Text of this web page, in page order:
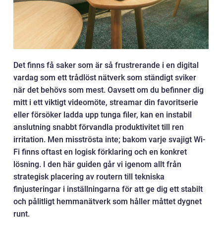
Det finns få saker som är så frustrerande i en digital
vardag som ett trådlöst nätverk som ständigt sviker
när det behövs som mest. Oavsett om du befinner dig
mitt i ett viktigt videomöte, streamar din favoritserie
eller försöker ladda upp tunga filer, kan en instabil
anslutning snabbt förvandla produktivitet till ren
irritation. Men misströsta inte; bakom varje svajigt Wi-
Fi finns oftast en logisk förklaring och en konkret
lösning. I den här guiden går vi igenom allt från
strategisk placering av routern till tekniska
finjusteringar i inställningarna för att ge dig ett stabilt
och pålitligt hemmanätverk som håller måttet dygnet
runt.